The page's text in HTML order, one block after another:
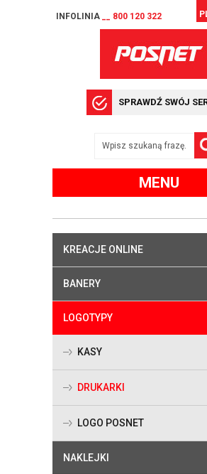
INFOLINIA __ 800 120 322
SPRAWDŹ SWÓJ
MENU
KREACJE ONLINE
BANERY
LOGOTYPY
KASY
DRUKARKI
LOGO POSNET
NAKLEJKI